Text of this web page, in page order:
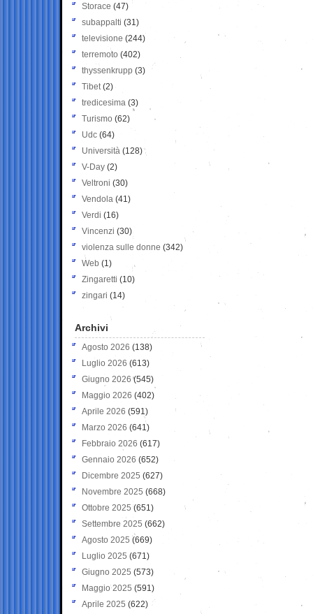
Storace (47)
subappalti (31)
televisione(244)
terremoto (402)
thyssenkrupp (3)
Tibet(2)
tredicesima (3)
Turismo (62)
Udc (64)
Università (128)
V-Day (2)
Veltroni (30)
Vendola (41)
Verdi (16)
Vincenzi (30)
violenza sulle donne (342)
Web (1)
Zingaretti (10)
zingari (14)
Archivi
Agosto 2026 (138)
Luglio 2026 (613)
Giugno 2026 (545)
Maggio 2026 (402)
Aprile 2026 (591)
Marzo 2026 (641)
Febbraio 2026 (617)
Gennaio 2026 (652)
Dicembre 2025 (627)
Novembre 2025 (668)
Ottobre 2025 (651)
Settembre 2025 (662)
Agosto 2025 (669)
Luglio 2025 (671)
Giugno 2025 (573)
Maggio 2025 (591)
Aprile 2025 (622)